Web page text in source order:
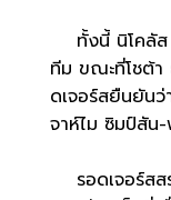
ทั้งนี้ นิโคลัส
ทีม ขณะที่โชต้า
ดเจอร์สยืนยัน
จาห์ไม ซิมป์สัน
รอดเจอร์สส